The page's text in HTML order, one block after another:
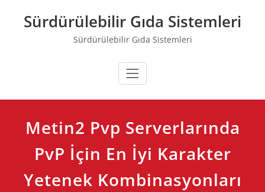
contentSürdürülebilir Gıda Sistemleri
Sürdürülebilir Gıda Sistemleri
Metin2 Pvp Serverlarında
PvP İçin En İyi Karakter
Yetenek Kombinasyonları